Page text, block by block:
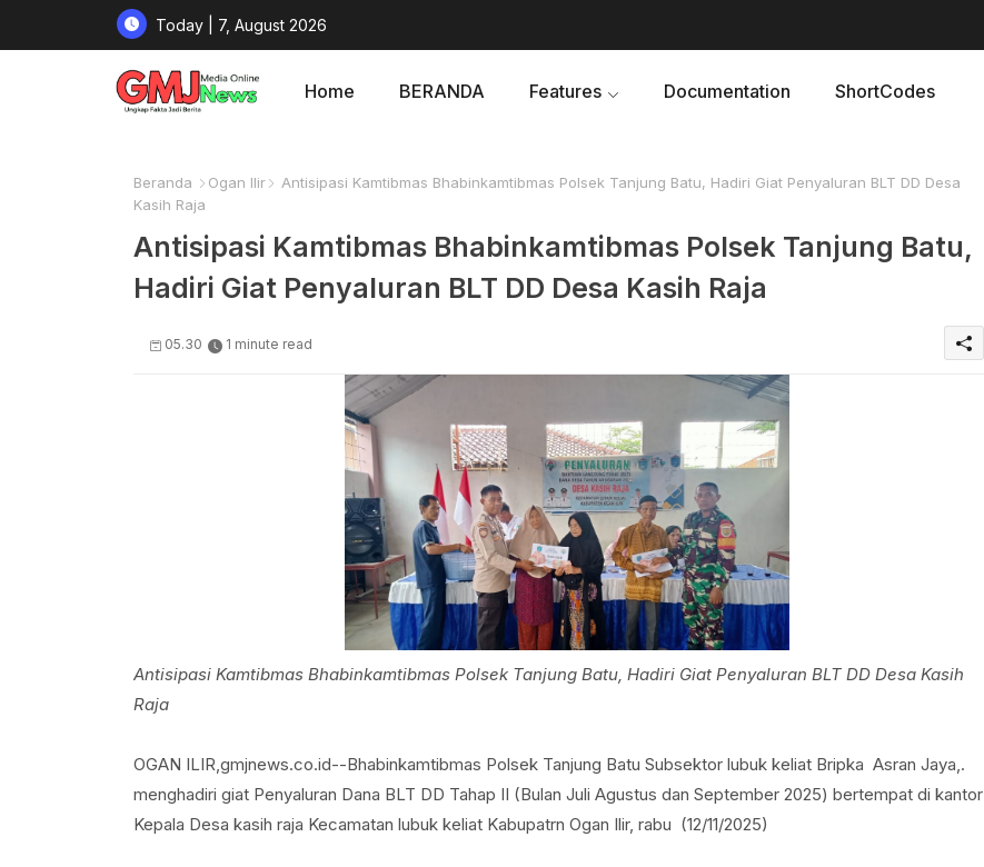
Today | 7, August 2026
Home BERANDA Features Documentation ShortCodes
Beranda Ogan Ilir
Antisipasi Kamtibmas Bhabinkamtibmas Polsek Tanjung Batu, Hadiri Giat Penyaluran BLT DD Desa
Kasih Raja
Antisipasi Kamtibmas Bhabinkamtibmas Polsek Tanjung Batu,
Hadiri Giat Penyaluran BLT DD Desa Kasih Raja
05.30 1 minute read
Antisipasi Kamtibmas Bhabinkamtibmas Polsek Tanjung Batu, Hadiri Giat Penyaluran BLT DD Desa Kasih
Raja
OGAN ILIR,gmjnews.co.id--Bhabinkamtibmas Polsek Tanjung Batu Subsektor lubuk keliat Bripka Asran Jaya,.
menghadiri giat Penyaluran Dana BLT DD Tahap II (Bulan Juli Agustus dan September 2025) bertempat di kantor
Kepala Desa kasih raja Kecamatan lubuk keliat Kabupatrn Ogan Ilir, rabu (12/11/2025)